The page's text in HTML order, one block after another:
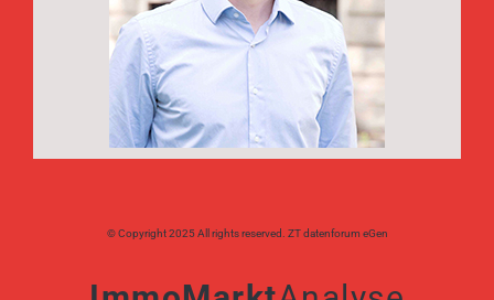
© Copyright 2025 All rights reserved. ZT datenforum eGen